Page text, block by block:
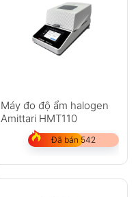
Máy đo độ ẩm halogen
Amittari HMT110
Đã bán 542